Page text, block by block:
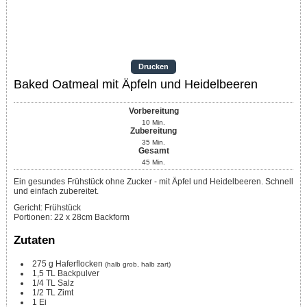
Drucken
Baked Oatmeal mit Äpfeln und Heidelbeeren
Vorbereitung
10 Min.
Zubereitung
35 Min.
Gesamt
45 Min.
Ein gesundes Frühstück ohne Zucker - mit Äpfel und Heidelbeeren. Schnell
und einfach zubereitet.
Gericht: Frühstück
Portionen: 22 x 28cm Backform
Zutaten
275 g Haferflocken (halb grob, halb zart)
1,5 TL
Backpulver
1/4 TL Salz
1/2 TL Zimt
1 Ei